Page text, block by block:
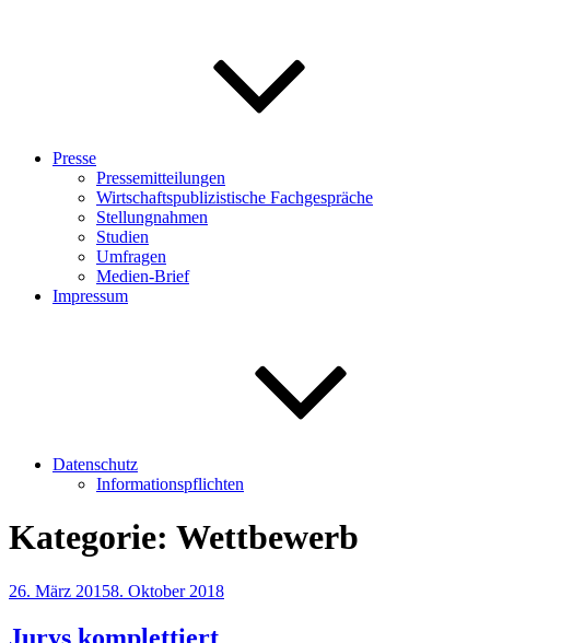
Presse
Pressemitteilungen
Wirtschaftspublizistische Fachgespräche
Stellungnahmen
Studien
Umfragen
Medien-Brief
Impressum
Datenschutz
Informationspflichten
Kategorie: Wettbewerb
Veröffentlicht
26. März 20158. Oktober 2018
Jurys komplettiert